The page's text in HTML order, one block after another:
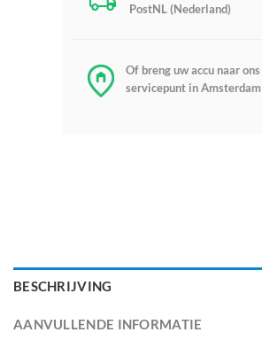
PostNL (Nederland)
Of breng uw accu naar ons
servicepunt in Amsterdam
BESCHRIJVING
AANVULLENDE INFORMATIE